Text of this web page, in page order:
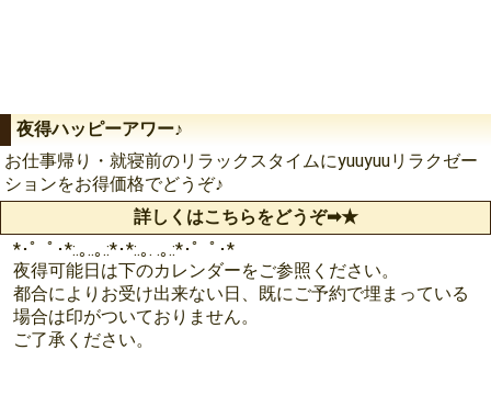
夜得ハッピーアワー♪
お仕事帰り・就寝前のリラックスタイムにyuuyuuリラクゼー
ションをお得価格でどうぞ♪
詳しくはこちらをどうぞ➡︎★
*･゜ﾟ･*:.｡..｡.:*･*:.｡. .｡.:*･゜ﾟ･*
夜得可能日は下のカレンダーをご参照ください。
都合によりお受け出来ない日、既にご予約で埋まっている
場合は印がついておりません。
ご了承ください。